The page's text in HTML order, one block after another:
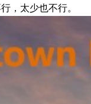
，太少也不行。